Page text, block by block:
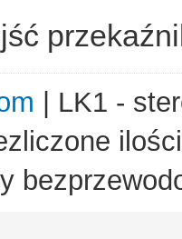
| LK1 -